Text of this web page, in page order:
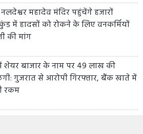
महादेव मंदिर पहुंचेंगे हजारों
कुंड में हादसों को रोकने के लिए वनकर्मियों
की मांग
बाजार के नाम पर 49 लाख की
गुजरात से आरोपी गिरफ्तार, बैंक खाते में
रकम